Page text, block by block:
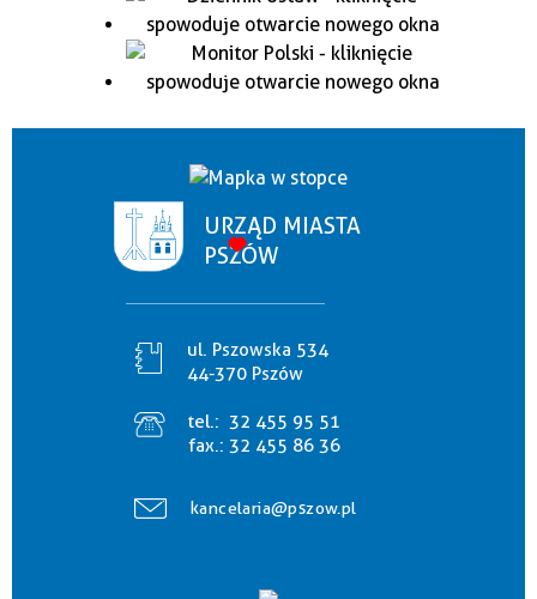
URZĄD MIASTA
PSZÓW
ul. Pszowska 534
44-370 Pszów
tel.: 32 455 95 51
fax.: 32 455 86 36
kancelaria@pszow.pl